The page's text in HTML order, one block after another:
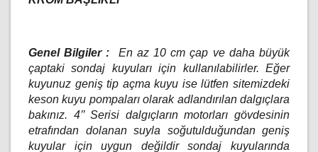
Genel Bilgiler :
En az 10 cm çap ve daha büyük
çaptaki sondaj kuyuları için kullanılabilirler. Eğer
kuyunuz geniş tip açma kuyu ise lütfen sitemizdeki
keson kuyu pompaları olarak adlandırılan dalgıçlara
bakınız. 4’’ Serisi dalgıçların motorları gövdesinin
etrafından dolanan suyla soğutulduğundan geniş
kuyular için uygun değildir sondaj kuyularında